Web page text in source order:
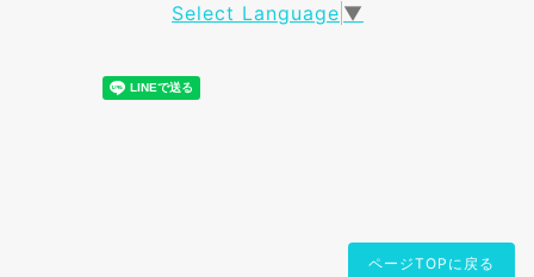
Select Language ▼
ページTOPに戻る